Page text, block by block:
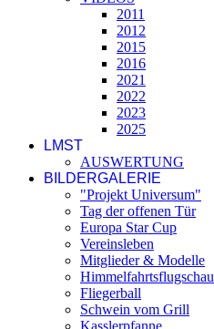
2011
2012
2015
2016
2021
2022
2023
2025
LMST
AUSWERTUNG
BILDERGALERIE
"Projekt Universum"
Tag der offenen Tür
Europa Star Cup
Vereinsleben
Mitglieder & Modelle
Himmelfahrtsflugschau
Fliegerball
Schwein vom Grill